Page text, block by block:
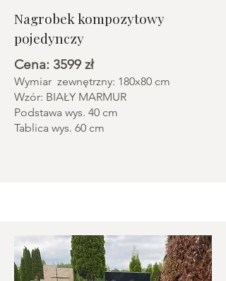
Nagrobek kompozytowy
pojedynczy
Cena: 3599 zł
Wymiar zewnętrzny: 180x80 cm
Wzór: BIAŁY MARMUR
Podstawa wys. 40 cm
Tablica wys. 60 cm